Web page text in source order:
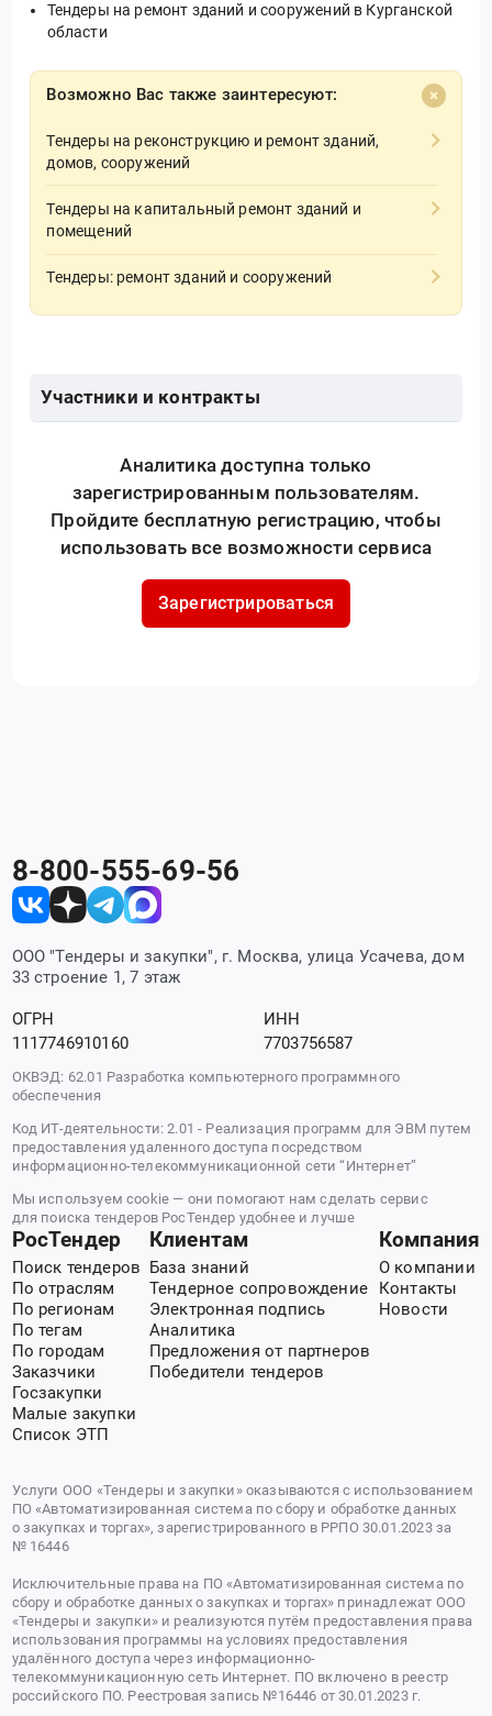
Тендеры на ремонт зданий и сооружений в Курганской
области
Возможно Вас также заинтересуют:
Тендеры на реконструкцию и ремонт зданий,
домов, сооружений
Тендеры на капитальный ремонт зданий и
помещений
Тендеры: ремонт зданий и сооружений
Участники и контракты
Аналитика доступна только
зарегистрированным пользователям.
Пройдите бесплатную регистрацию, чтобы
использовать все возможности сервиса
Зарегистрироваться
8-800-555-69-56
ООО "Тендеры и закупки", г. Москва, улица Усачева, дом
33 строение 1, 7 этаж
ОГРН
1117746910160
ИНН
7703756587
ОКВЭД: 62.01 Разработка компьютерного программного
обеспечения
Код ИТ-деятельности: 2.01 - Реализация программ для ЭВМ путем
предоставления удаленного доступа посредством
информационно-телекоммуникационной сети “Интернет”
Мы используем cookie — они помогают нам сделать сервис
для поиска тендеров РосТендер удобнее и лучше
РосТендер
Поиск тендеров
По отраслям
По регионам
По тегам
По городам
Заказчики
Госзакупки
Малые закупки
Список ЭТП
Клиентам
База знаний
Тендерное сопровождение
Электронная подпись
Аналитика
Предложения от партнеров
Победители тендеров
Компания
О компании
Контакты
Новости
Услуги ООО «Тендеры и закупки» оказываются с использованием
ПО «Автоматизированная система по сбору и обработке данных
о закупках и торгах», зарегистрированного в РРПО 30.01.2023 за
№ 16446
Исключительные права на ПО «Автоматизированная система по
сбору и обработке данных о закупках и торгах» принадлежат ООО
«Тендеры и закупки» и реализуются путём предоставления права
использования программы на условиях предоставления
удалённого доступа через информационно-
телекоммуникационную сеть Интернет. ПО включено в реестр
российского ПО. Реестровая запись №16446 от 30.01.2023 г.